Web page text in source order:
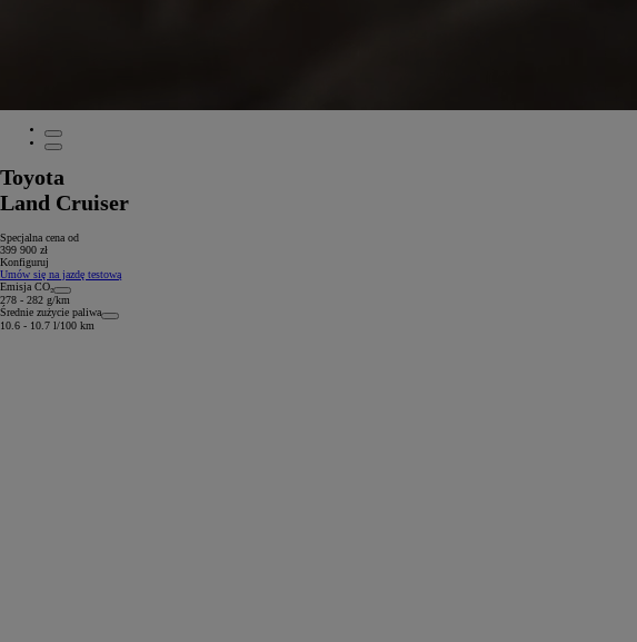
Toyota
Land Cruiser
Specjalna cena od
399 900 zł
Konfiguruj
Umów się na jazdę testową
Emisja CO₂
278 - 282 g/km
Średnie zużycie paliwa
10.6 - 10.7 l/100 km